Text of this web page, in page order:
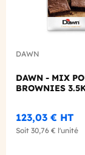
DAWN
DAWN - MIX
BROWNIES
123,03 € HT
Soit 30,76 € l'unité